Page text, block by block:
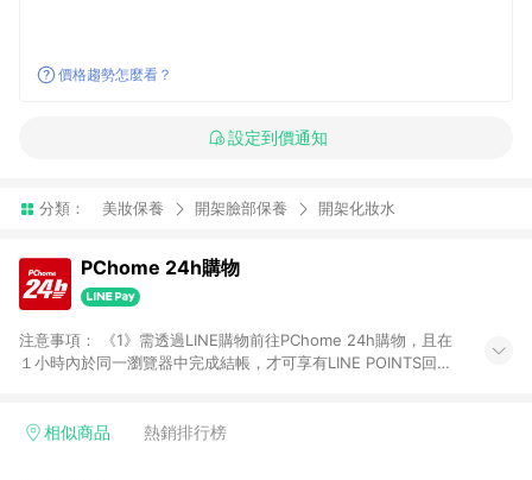
價格趨勢怎麼看？
設定到價通知
分類： 美妝保養 開架臉部保養 開架化妝水
PChome 24h購物
注意事項： 《1》需透過LINE購物前往PChome 24h購物，且在
１小時內於同一瀏覽器中完成結帳，才可享有LINE POINTS回饋
在點數回饋範圍內。 《3》如取消訂單、退貨、購物中登出
相似商品 熱銷排行榜